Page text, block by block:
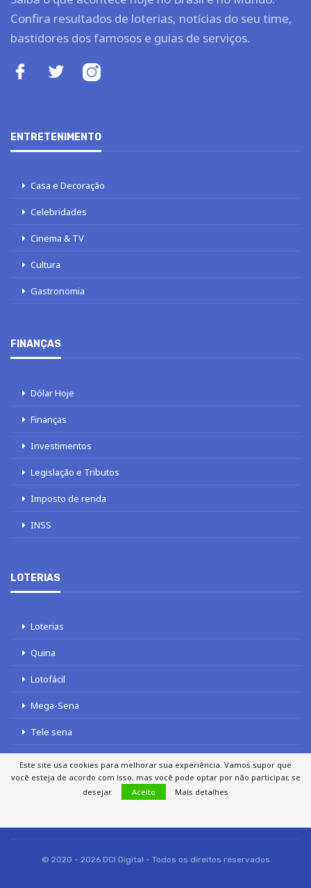
Confira resultados de loterias, notícias do seu time,
bastidores dos famosos e guias de serviços.
ENTRETENIMENTO
Casa e Decoração
Celebridades
Cinema & TV
Cultura
Gastronomia
FINANÇAS
Dólar Hoje
Finanças
Investimentos
Legislação e Tributos
Imposto de renda
INSS
LOTERIAS
Loterias
Quina
Lotofácil
Mega-Sena
Tele sena
AUTORES
FALE COM O JORNAL DCI
© 2020 - 2026 DCI Digital - Todos os direitos reservados
Este site usa cookies para melhorar sua experiência. Vamos supor que
você esteja de acordo com isso, mas você pode optar por não participar, se
desejar.
Aceito Mais detalhes